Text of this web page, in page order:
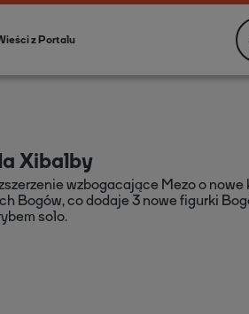
z Portalu
Xibalby
wzbogacające Mezo o nowe
Bogów, co dodaje3 nowe figurki
solo.